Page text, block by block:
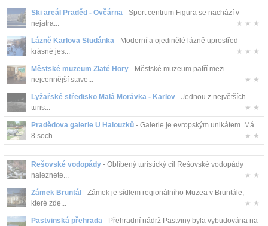
Ski areál Praděd - Ovčárna - Sport centrum Figura se nachází v
nejatra...
★ ★ ★
Lázně Karlova Studánka - Moderní a ojedinělé lázně uprostřed
krásné jes...
★ ★ ★
Městské muzeum Zlaté Hory - Městské muzeum patří mezi
nejcennější stave...
★ ★
Lyžařské středisko Malá Morávka - Karlov - Jednou z největších
turis...
★ ★
Pradědova galerie U Halouzků - Galerie je evropským unikátem. Má
8 soch...
★ ★
Rešovské vodopády - Oblíbený turistický cíl Rešovské vodopády
naleznete...
★ ★
Zámek Bruntál - Zámek je sídlem regionálního Muzea v Bruntále,
které zde...
★ ★
Pastvinská přehrada - Přehradní nádrž Pastviny byla vybudována na